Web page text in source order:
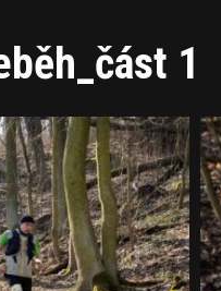
1